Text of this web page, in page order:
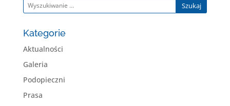
Szukaj
Kategorie
Aktualności
Galeria
Podopieczni
Prasa